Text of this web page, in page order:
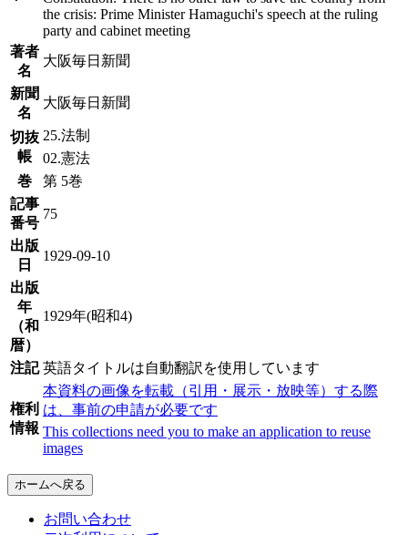
the crisis: Prime Minister Hamaguchi's speech at the ruling
party and cabinet meeting
著者
名
大阪毎日新聞
新聞
名
大阪毎日新聞
切抜
帳
25.法制
02.憲法
巻
第 5巻
記事
番号
75
出版
日
1929-09-10
出版
年
（和
暦）
1929年(昭和4)
注記 英語タイトルは自動翻訳を使用しています
権利
情報
本資料の画像を転載（引用・展示・放映等）する際
は、事前の申請が必要です
This collections need you to make an application to reuse
images
ホームへ戻る
お問い合わせ